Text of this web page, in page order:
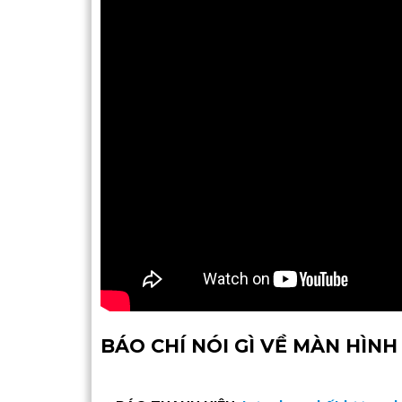
BÁO CHÍ NÓI GÌ VỀ MÀN